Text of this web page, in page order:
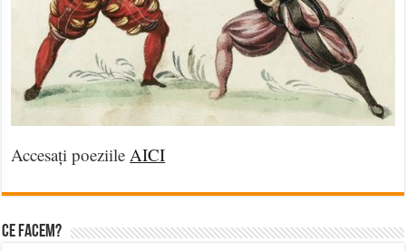
Și noi suntem Vasile Zărnescu!